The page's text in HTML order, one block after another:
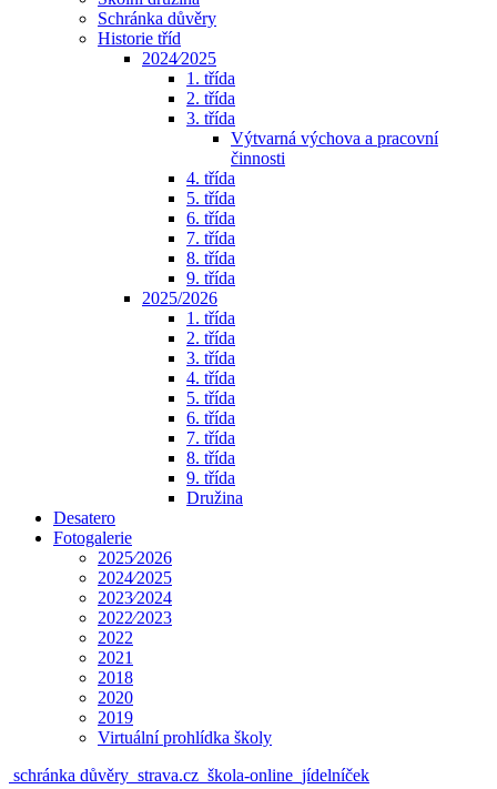
Schránka důvěry
Historie tříd
2024⁄2025
1. třída
2. třída
3. třída
Výtvarná výchova a pracovní
činnosti
4. třída
5. třída
6. třída
7. třída
8. třída
9. třída
2025/2026
1. třída
2. třída
3. třída
4. třída
5. třída
6. třída
7. třída
8. třída
9. třída
Družina
Desatero
Fotogalerie
2025⁄2026
2024⁄2025
2023⁄2024
2022⁄2023
2022
2021
2018
2020
2019
Virtuální prohlídka školy
schránka důvěry strava.cz škola-online jídelníček